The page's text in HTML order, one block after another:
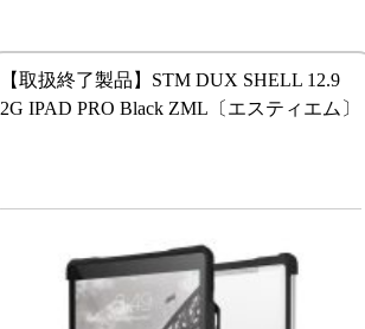
【取扱終了製品】STM DUX SHELL 12.9
2G IPAD PRO Black ZML〔エスティエム〕